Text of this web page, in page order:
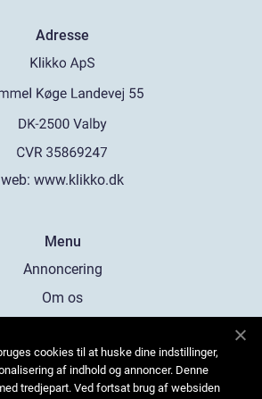
Adresse
web: www.klikko.dk
Menu
Annoncering
Om os
Kontakt os
Sitemap
cookies til at huske dine indstillinger,
af indhold og annoncer. Denne
tredjepart. Ved fortsat brug af websiden